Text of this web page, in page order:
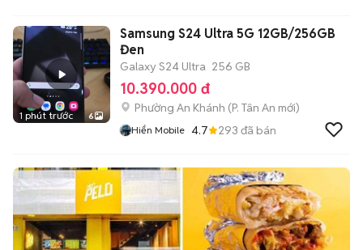
1 phút trước 6
Samsung S24 Ultra 5G 12GB/256GB
Đen
Galaxy S24 Ultra 256 GB
10.390.000 đ
Phường An Khánh (P. Tân An mới)
Hiển Mobile 4.7 293 đã bán